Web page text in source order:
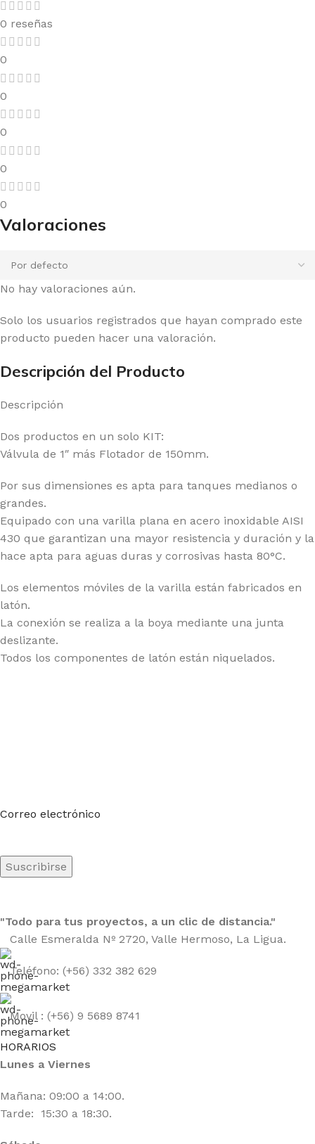
0 reseñas
0
0
0
0
0
Valoraciones
No hay valoraciones aún.
Solo los usuarios registrados que hayan comprado este
producto pueden hacer una valoración.
Descripción del Producto
Descripción
Dos productos en un solo KIT:
Válvula de 1″ más Flotador de 150mm.
Por sus dimensiones es apta para tanques medianos o
grandes.
Equipado con una varilla plana en acero inoxidable AISI
430 que garantizan una mayor resistencia y duración y la
hace apta para aguas duras y corrosivas hasta 80°C.
Los elementos móviles de la varilla están fabricados en
latón.
La conexión se realiza a la boya mediante una junta
deslizante.
Todos los componentes de latón están niquelados.
Correo electrónico
"Todo para tus proyectos, a un clic de distancia."
Calle Esmeralda Nº 2720, Valle Hermoso, La Ligua.
Teléfono: (+56) 332 382 629
Movil : (+56) 9 5689 8741
HORARIOS
Lunes a Viernes
Mañana: 09:00 a 14:00.
Tarde: 15:30 a 18:30.